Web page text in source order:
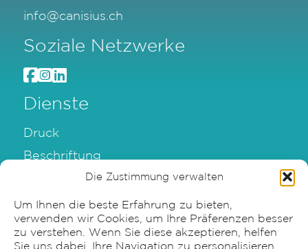
Die Zustimmung verwalten
Um Ihnen die beste Erfahrung zu bieten,
verwenden wir Cookies, um Ihre Präferenzen besser
zu verstehen. Wenn Sie diese akzeptieren, helfen
Sie uns dabei, Ihre Navigation zu personalisieren.
info@canisius.ch
Soziale Netzwerke
Dienste
Druck
Beschriftung
Verpackung
Graphische Gestaltung